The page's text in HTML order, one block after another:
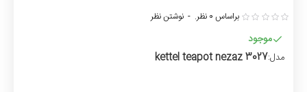
موجود
مدل:kettel teapot nezaz 3027
براساس 0 نظر. - نوشتن نظر